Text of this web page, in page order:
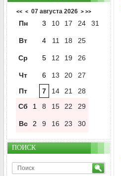
<< < 07 августа 2026 > >>
Пн 3 10 17 24 31
Вт 4 11 18 25
Ср 5 12 19 26
Чт 6 13 20
27
Пт
7 14 21
28
Сб
1 8 15 22 29
Вс 2 9 16 23 30
ПОИСК